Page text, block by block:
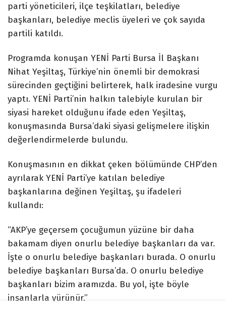
parti yöneticileri, ilçe teşkilatları, belediye
başkanları, belediye meclis üyeleri ve çok sayıda
partili katıldı.
Programda konuşan YENİ Parti Bursa İl Başkanı
Nihat Yeşiltaş, Türkiye’nin önemli bir demokrasi
sürecinden geçtiğini belirterek, halk iradesine vurgu
yaptı. YENİ Parti’nin halkın talebiyle kurulan bir
siyasi hareket olduğunu ifade eden Yeşiltaş,
konuşmasında Bursa’daki siyasi gelişmelere ilişkin
değerlendirmelerde bulundu.
Konuşmasının en dikkat çeken bölümünde CHP’den
ayrılarak YENİ Parti’ye katılan belediye
başkanlarına değinen Yeşiltaş, şu ifadeleri
kullandı:
“AKP’ye geçersem çocuğumun yüzüne bir daha
bakamam diyen onurlu belediye başkanları da var.
İşte o onurlu belediye başkanları burada. O onurlu
belediye başkanları Bursa’da. O onurlu belediye
başkanları bizim aramızda. Bu yol, işte böyle
insanlarla yürünür.”